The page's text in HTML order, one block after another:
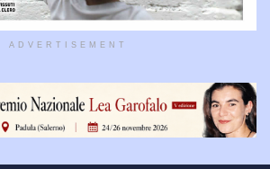
ADVERTISEMENT